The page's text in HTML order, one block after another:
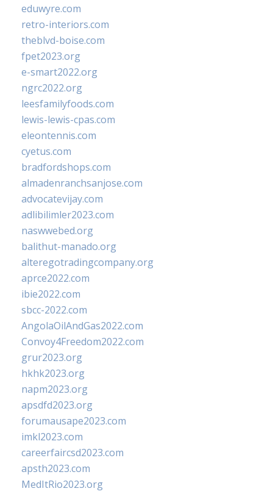
eduwyre.com
retro-interiors.com
theblvd-boise.com
fpet2023.org
e-smart2022.org
ngrc2022.org
leesfamilyfoods.com
lewis-lewis-cpas.com
eleontennis.com
cyetus.com
bradfordshops.com
almadenranchsanjose.com
advocatevijay.com
adlibilimler2023.com
naswwebed.org
balithut-manado.org
alteregotradingcompany.org
aprce2022.com
ibie2022.com
sbcc-2022.com
AngolaOilAndGas2022.com
Convoy4Freedom2022.com
grur2023.org
hkhk2023.org
napm2023.org
apsdfd2023.org
forumausape2023.com
imkl2023.com
careerfaircsd2023.com
apsth2023.com
MedItRio2023.org